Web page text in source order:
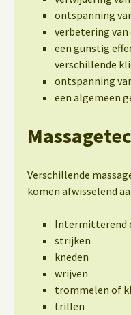
ontspanning
verbetering van
een gunstig
verschillende
ontspanning
een algemeen
Verschillende
komen afwisselend
Intermitterend
strijken
kneden
wrijven
trommelen of
trillen